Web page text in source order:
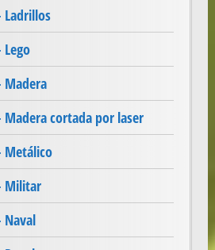
Ladrillos
Madera
cortada por laser
Metálico
Militar
Naval